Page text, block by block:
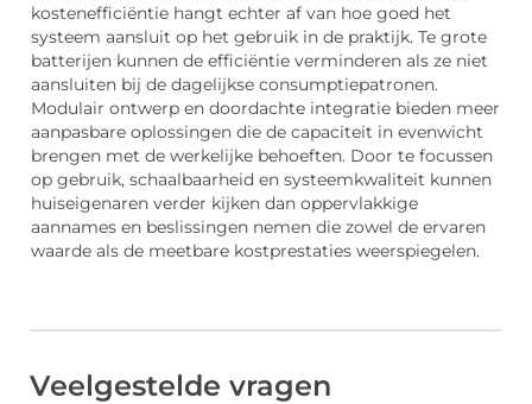
kostenefficiëntie hangt echter af van hoe goed het
systeem aansluit op het gebruik in de praktijk. Te grote
batterijen kunnen de efficiëntie verminderen als ze niet
aansluiten bij de dagelijkse consumptiepatronen.
Modulair ontwerp en doordachte integratie bieden meer
aanpasbare oplossingen die de capaciteit in evenwicht
brengen met de werkelijke behoeften. Door te focussen
op gebruik, schaalbaarheid en systeemkwaliteit kunnen
huiseigenaren verder kijken dan oppervlakkige
aannames en beslissingen nemen die zowel de ervaren
waarde als de meetbare kostprestaties weerspiegelen.
Veelgestelde vragen